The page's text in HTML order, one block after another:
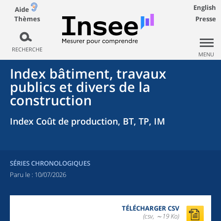
Aide
Thèmes
RECHERCHE
English
Presse
MENU
Index bâtiment, travaux
publics et divers de la
construction
Index Coût de production, BT, TP, IM
SÉRIES CHRONOLOGIQUES
Paru le : 10/07/2026
TÉLÉCHARGER CSV
(csv, ～19 Ko)